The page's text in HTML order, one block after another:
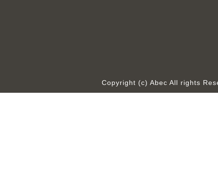
Copyright (c) Abec All rights